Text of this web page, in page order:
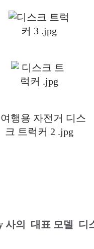
사의 대표 모델 디